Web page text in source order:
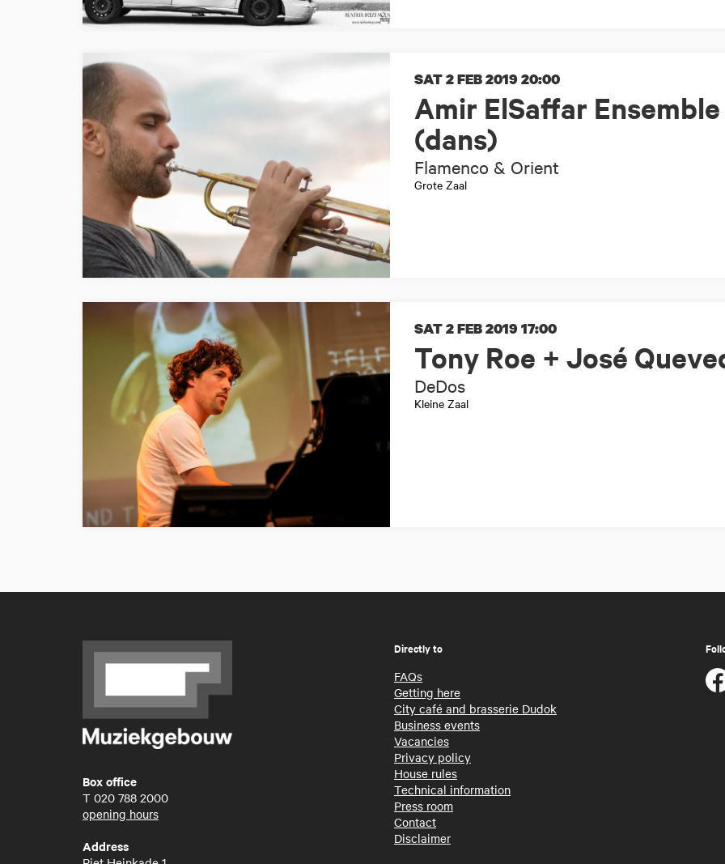
Amir ElSaffar
(dans)
Flamenco & Orient
SAT 2 FEB 201920:00
Grote Zaal
Tony Roe + José
DeDos
SAT 2 FEB 201917:00
Kleine Zaal
Box office
T 020 788 2000
opening hours
Address
Directly to
FAQs
Getting here
City café and brasserie Dudok
Business events
Vacancies
Privacy policy
House rules
Technical information
Press room
Contact
Disclaimer